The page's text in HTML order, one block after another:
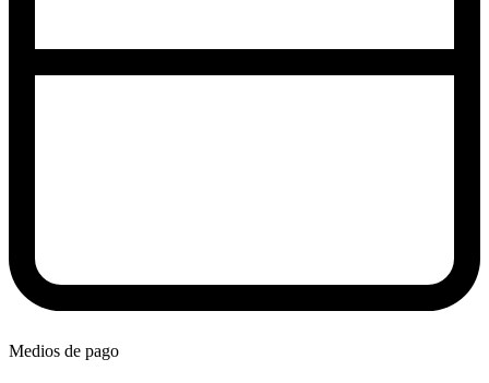
Medios de pago